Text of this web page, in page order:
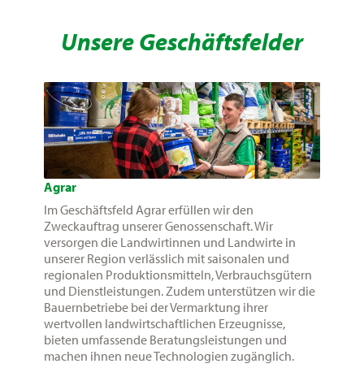
Unsere Geschäftsfelder
Agrar
Im Geschäftsfeld Agrar erfüllen wir den
Zweckauftrag unserer Genossenschaft. Wir
versorgen die Landwirtinnen und Landwirte in
unserer Region verlässlich mit saisonalen und
regionalen Produktionsmitteln, Verbrauchsgütern
und Dienstleistungen. Zudem unterstützen wir die
Bauernbetriebe bei der Vermarktung ihrer
wertvollen landwirtschaftlichen Erzeugnisse,
bieten umfassende Beratungsleistungen und
machen ihnen neue Technologien zugänglich.